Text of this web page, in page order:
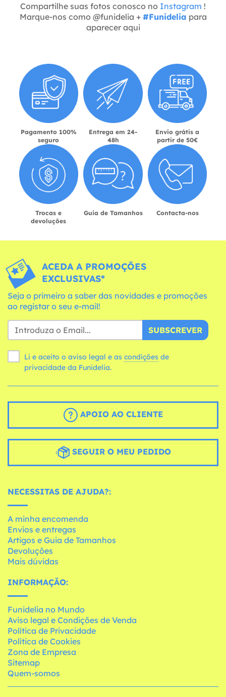
Compartilhe suas fotos conosco no Instagram !
Marque-nos como @funidelia + #Funidelia para
aparecer aqui
Pagamento 100%
seguro
Entrega em 24-
48h
Envio grátis a
partir de 50€
Trocas e
devoluções
Guia de Tamanhos Contacta-nos
ACEDA A PROMOÇÕES
EXCLUSIVAS*
Seja o primeiro a saber das novidades e promoções
ao registar o seu e-mail!
SUBSCREVER
Li e aceito o aviso legal e as condições
privacidade da Funidelia.
APOIO AO CLIENTE
SEGUIR O MEU PEDIDO
NECESSITAS DE AJUDA?:
A minha encomenda
Envios e entregas
Artigos e Guia de Tamanhos
Devoluções
Mais dúvidas
INFORMAÇÃO:
Funidelia no Mundo
Aviso legal e Condições de Venda
Política de Privacidade
Política de Cookies
Zona de Empresa
Sitemap
Quem-somos